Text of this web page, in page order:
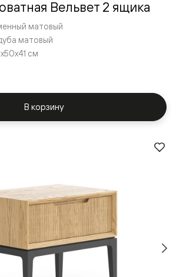
Вельвет 2 ящика
матовый
матовый
см
В корзину